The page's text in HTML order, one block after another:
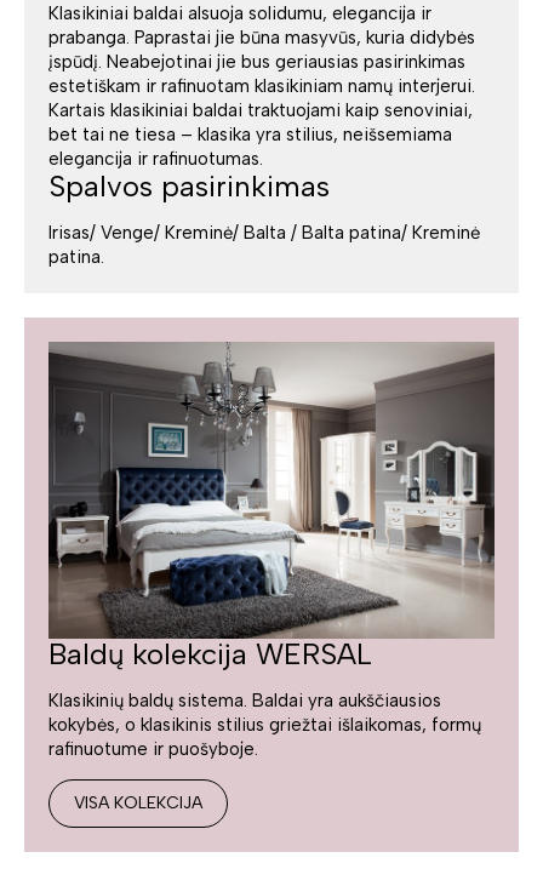
Klasikiniai baldai alsuoja solidumu, elegancija ir
prabanga. Paprastai jie būna masyvūs, kuria didybės
įspūdį. Neabejotinai jie bus geriausias pasirinkimas
estetiškam ir rafinuotam klasikiniam namų interjerui.
Kartais klasikiniai baldai traktuojami kaip senoviniai,
bet tai ne tiesa – klasika yra stilius, neišsemiama
elegancija ir rafinuotumas.
Spalvos pasirinkimas
Irisas/ Venge/ Kreminė/ Balta / Balta patina/ Kreminė
patina.
Baldų kolekcija WERSAL
Klasikinių baldų sistema. Baldai yra aukščiausios
kokybės, o klasikinis stilius griežtai išlaikomas, formų
rafinuotume ir puošyboje.
VISA KOLEKCIJA